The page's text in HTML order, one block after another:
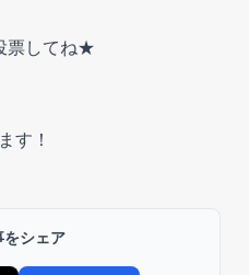
票してね★
す！
をシェア